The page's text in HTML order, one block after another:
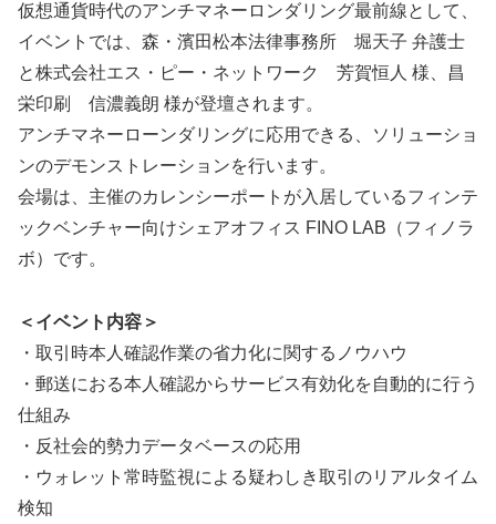
仮想通貨時代のアンチマネーロンダリング最前線として、
イベントでは、森・濱田松本法律事務所 堀天子 弁護士
と株式会社エス・ピー・ネットワーク 芳賀恒人 様、昌
栄印刷 信濃義朗 様が登壇されます。
アンチマネーローンダリングに応用できる、ソリューショ
ンのデモンストレーションを行います。
会場は、主催のカレンシーポートが入居しているフィンテ
ックベンチャー向けシェアオフィス FINO LAB（フィノラ
ボ）です。
＜イベント内容＞
・取引時本人確認作業の省力化に関するノウハウ
・郵送におる本人確認からサービス有効化を自動的に行う
仕組み
・反社会的勢力データベースの応用
・ウォレット常時監視による疑わしき取引のリアルタイム
検知